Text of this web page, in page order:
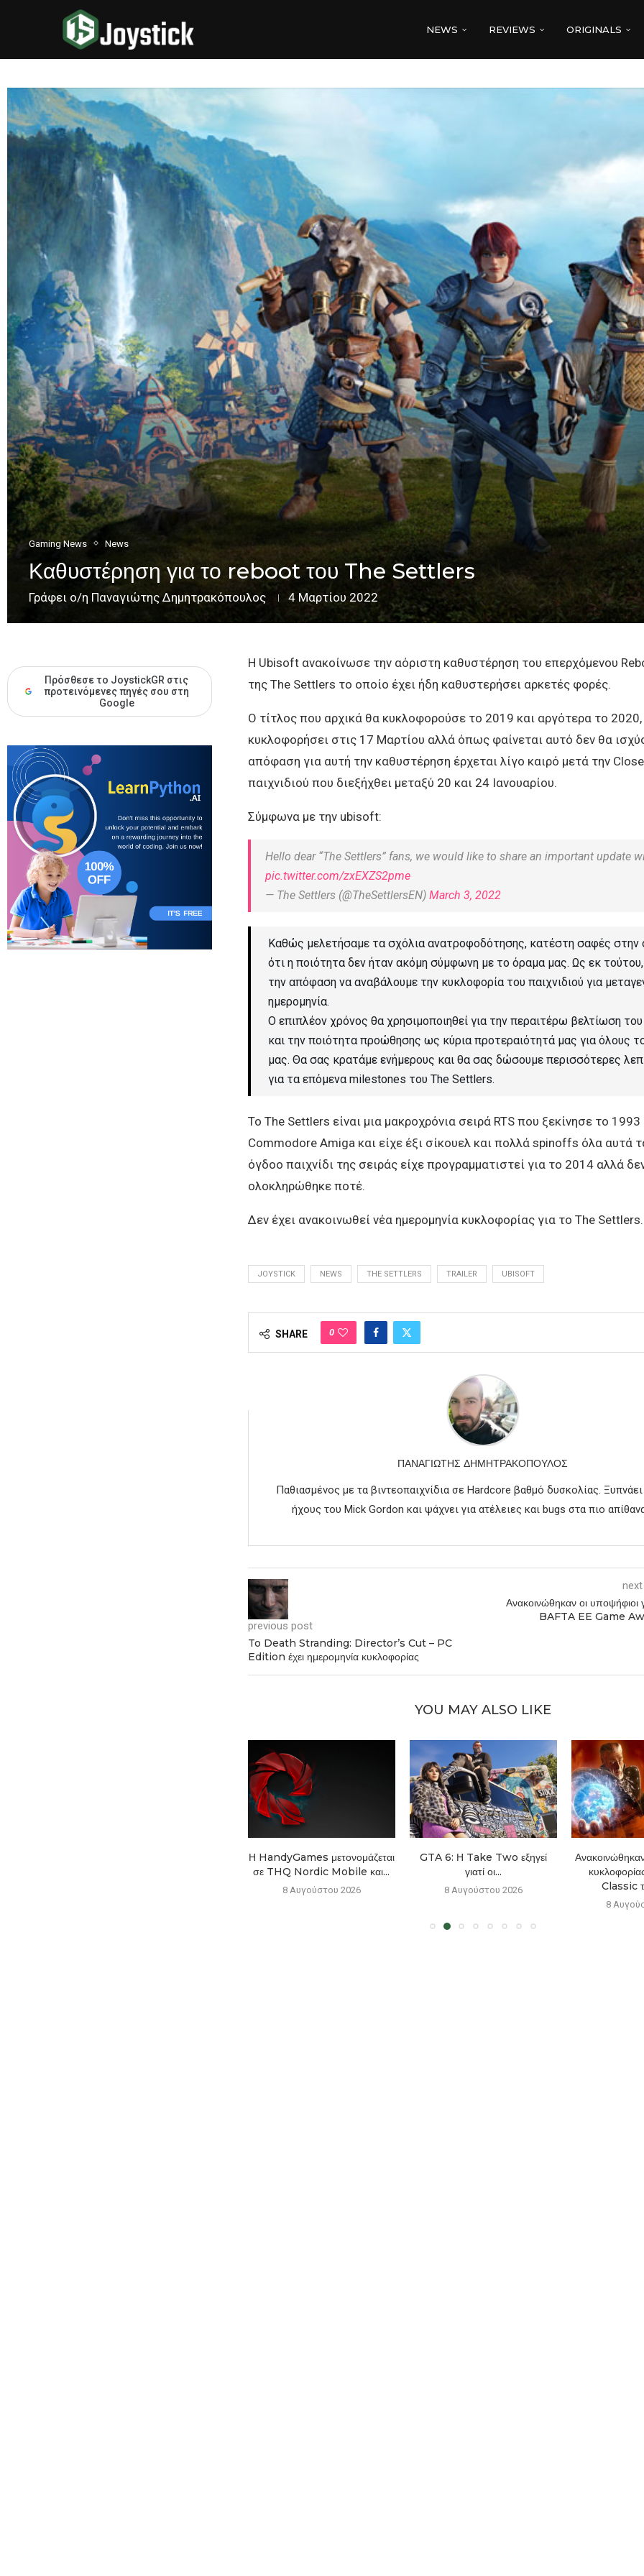
NEWS REVIEWS ORIGINALS
Gaming News News
Καθυστέρηση για το reboot του The Settlers
Γράφει ο/η Παναγιώτης Δημητρακόπουλος 4 Μαρτίου 2022
H Ubisoft ανακοίνωσε την αόριστη καθυστέρηση του επερχόμενου
της The Settlers το οποίο έχει ήδη καθυστερήσει αρκετές φορές.
Ο τίτλος που αρχικά θα κυκλοφορούσε το 2019 και αργότερα το 2020,
κυκλοφορήσει στις 17 Μαρτίου αλλά όπως φαίνεται αυτό δεν θα
απόφαση για αυτή την καθυστέρηση έρχεται λίγο καιρό μετά την
παιχνιδιού που διεξήχθει μεταξύ 20 και 24 Ιανουαρίου.
Σύμφωνα με την ubisoft:
Hello dear “The Settlers” fans, we would like to share an important update
pic.twitter.com/zxEXZS2pme
— The Settlers (@TheSettlersEN) March 3, 2022
Kαθώς μελετήσαμε τα σχόλια ανατροφοδότησης, κατέστη σαφές στην
ότι η ποιότητα δεν ήταν ακόμη σύμφωνη με το όραμα μας. Ως εκ
την απόφαση να αναβάλουμε την κυκλοφορία του παιχνιδιού για
ημερομηνία.
Ο επιπλέον χρόνος θα χρησιμοποιηθεί για την περαιτέρω βελτίωση του
και την ποιότητα προώθησης ως κύρια προτεραιότητά μας για όλους
μας. Θα σας κρατάμε ενήμερους και θα σας δώσουμε περισσότερες
για τα επόμενα milestones του The Settlers.
Το The Settlers είναι μια μακροχρόνια σειρά RTS που ξεκίνησε το 1993
Commodore Amiga και είχε έξι σίκουελ και πολλά spinoffs όλα αυτά
όγδοο παιχνίδι της σειράς είχε προγραμματιστεί για το 2014 αλλά
ολοκληρώθηκε ποτέ.
Δεν έχει ανακοινωθεί νέα ημερομηνία κυκλοφορίας για το The Settlers.
JOYSTICK NEWS THE SETTLERS TRAILER UBISOFT
SHARE 0
ΠΑΝΑΓΙΏΤΗΣ ΔΗΜΗΤΡΑΚΌΠΟΥΛΟΣ
Παθιασμένος με τα βιντεοπαιχνίδια σε Hardcore βαθμό δυσκολίας.
ήχους του Mick Gordon και ψάχνει για ατέλειες και bugs στα πιο
previous post
To Death Stranding: Director’s Cut – PC
Edition έχει ημερομηνία κυκλοφορίας
Ανακοινώθηκαν οι υποψήφιοι
BAFTA EE Game
YOU MAY ALSO LIKE
Η HandyGames μετονομάζεται
σε THQ Nordic Mobile και...
8 Αυγούστου 2026
GTA 6: Η Take Two εξηγεί
γιατί οι...
8 Αυγούστου 2026
Classic
8
Πρόσθεσε το JoystickGR στις
προτεινόμενες πηγές σου στη
Google